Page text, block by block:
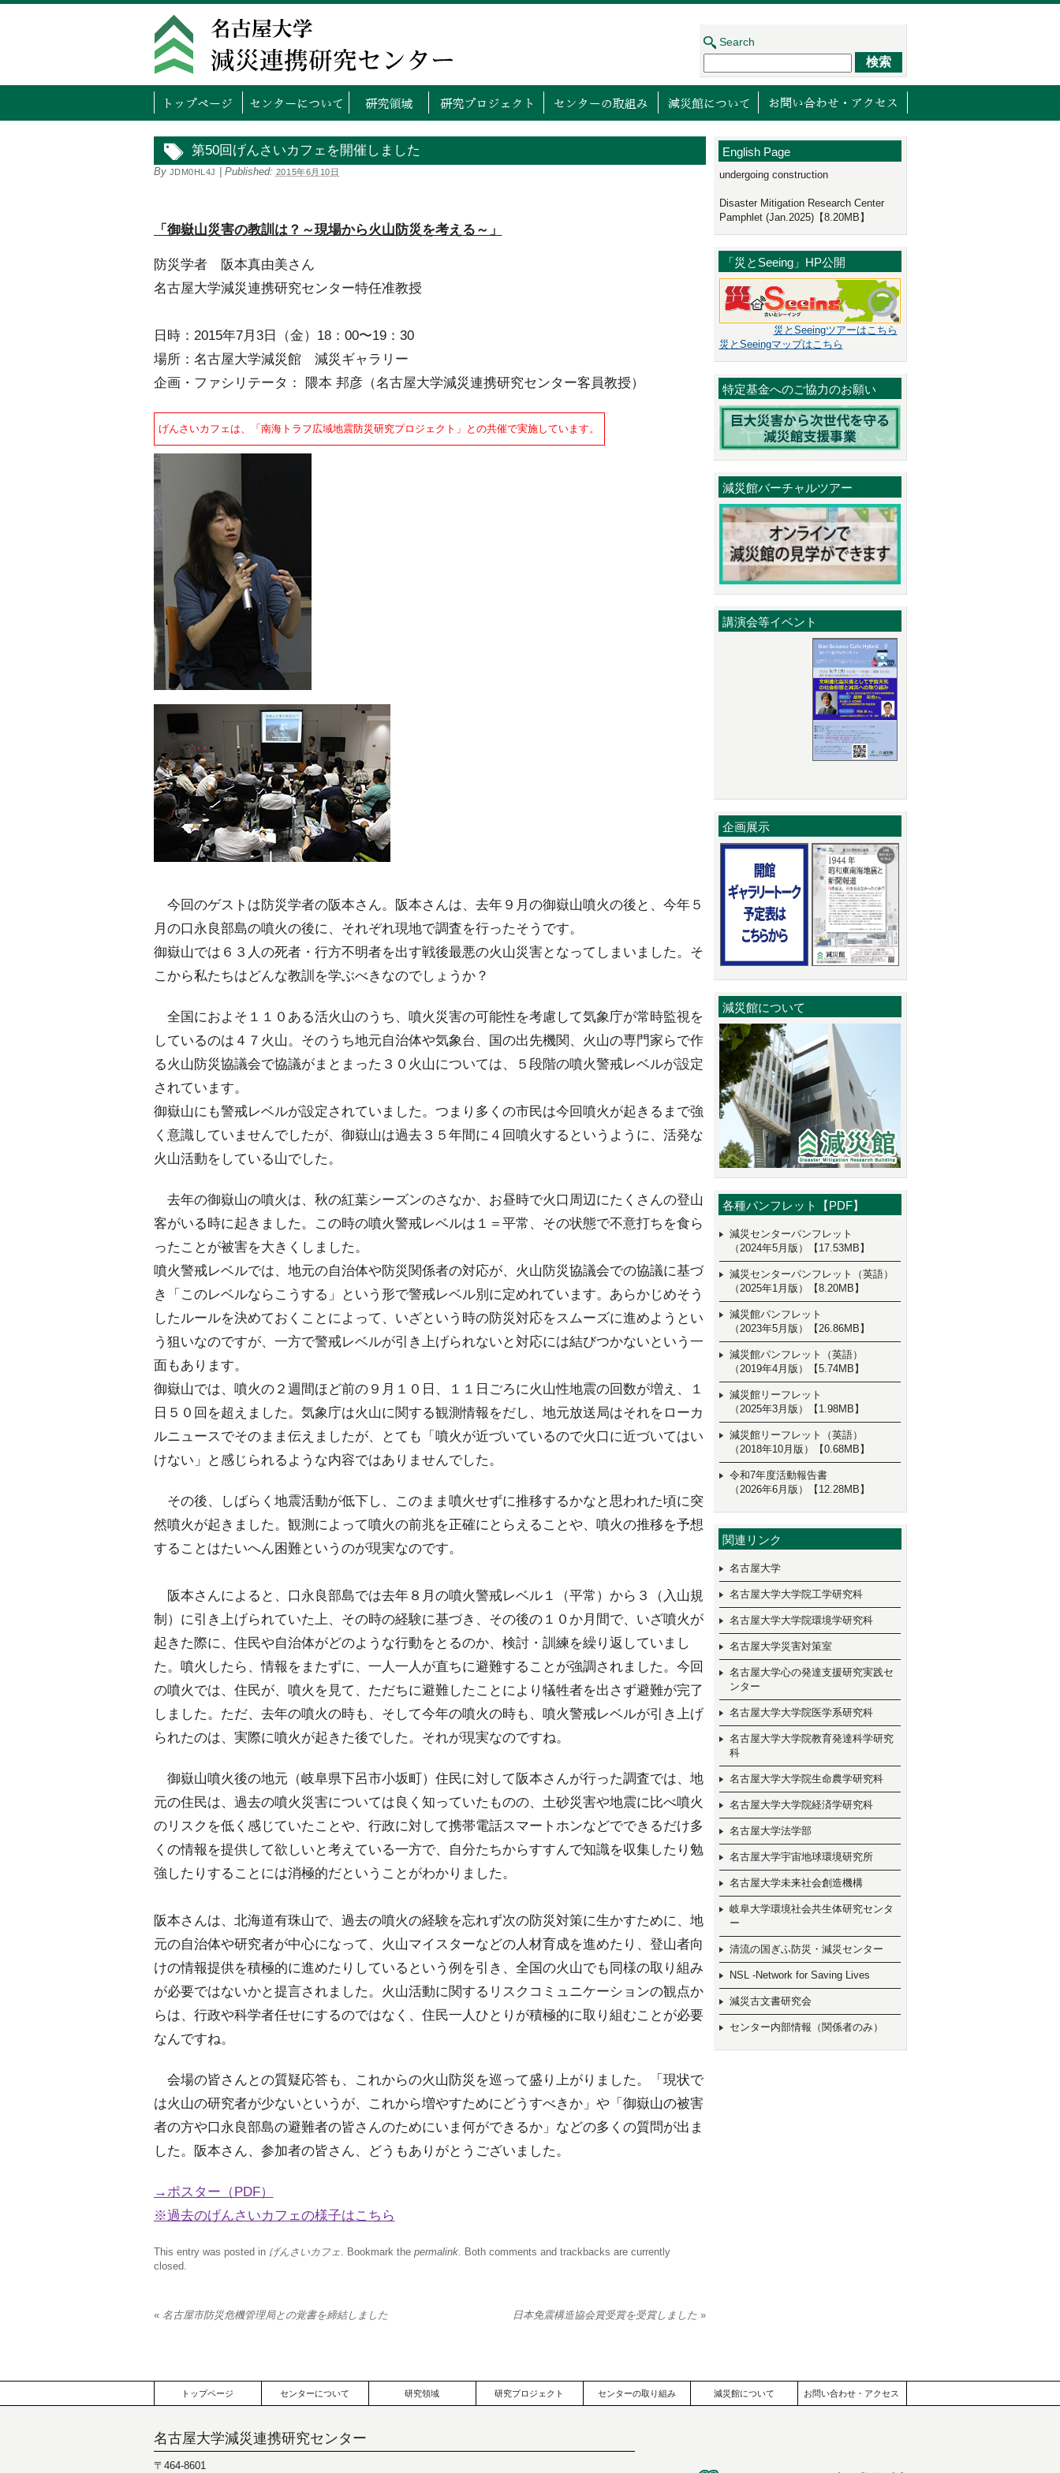
トップページ センターについて
研究領域 研究プロジェクト センターの取り組み減災館について
Search
第50回げんさいカフェを開催しました
By JDM0HL4J Published: 2015年6月10日
「御嶽山災害の教訓は？～現場から火山防災を考える～」
防災学者 阪本真由美さん
名古屋大学減災連携研究センター特任准教授
日時：2015年7月3日（金）18：00〜19：30
場所：名古屋大学減災館 減災ギャラリー
企画・ファシリテータ： 隈本 邦彦（名古屋大学減災連携研究センター客員教授）
げんさいカフェは、「南海トラフ広域地震防災研究プロジェクト」との共催で実施しています。
今回のゲストは防災学者の阪本さん。阪本さんは、去年９月の御嶽山噴火の後と、今年５
月の口永良部島の噴火の後に、それぞれ現地で調査を行ったそうです。
御嶽山では６３人の死者・行方不明者を出す戦後最悪の火山災害となってしまいました。そ
こから私たちはどんな教訓を学ぶべきなのでしょうか？
全国におよそ１１０ある活火山のうち、噴火災害の可能性を考慮して気象庁が常時監視を
しているのは４７火山。そのうち地元自治体や気象台、国の出先機関、火山の専門家らで作
る火山防災協議会で協議がまとまった３０火山については、５段階の噴火警戒レベルが設定
されています。
御嶽山にも警戒レベルが設定されていました。つまり多くの市民は今回噴火が起きるまで強
く意識していませんでしたが、御嶽山は過去３５年間に４回噴火するというように、活発な
火山活動をしている山でした。
去年の御嶽山の噴火は、秋の紅葉シーズンのさなか、お昼時で火口周辺にたくさんの登山
客がいる時に起きました。この時の噴火警戒レベルは１＝平常、その状態で不意打ちを食ら
ったことが被害を大きくしました。
噴火警戒レベルでは、地元の自治体や防災関係者の対応が、火山防災協議会での協議に基づ
き「このレベルならこうする」という形で警戒レベル別に定めれています。あらかじめそう
したルールを決めておくことによって、いざという時の防災対応をスムーズに進めようとい
う狙いなのですが、一方で警戒レベルが引き上げられないと対応には結びつかないという一
面もあります。
御嶽山では、噴火の２週間ほど前の９月１０日、１１日ごろに火山性地震の回数が増え、１
日５０回を超えました。気象庁は火山に関する観測情報をだし、地元放送局はそれをローカ
ルニュースでそのまま伝えましたが、とても「噴火が近づいているので火口に近づいてはい
けない」と感じられるような内容ではありませんでした。
その後、しばらく地震活動が低下し、このまま噴火せずに推移するかなと思われた頃に突
然噴火が起きました。観測によって噴火の前兆を正確にとらえることや、噴火の推移を予想
することはたいへん困難というのが現実なのです。
阪本さんによると、口永良部島では去年８月の噴火警戒レベル１（平常）から３（入山規
制）に引き上げられていた上、その時の経験に基づき、その後の１０か月間で、いざ噴火が
起きた際に、住民や自治体がどのような行動をとるのか、検討・訓練を繰り返していまし
た。噴火したら、情報をまたずに、一人一人が直ちに避難することが強調されました。今回
の噴火では、住民が、噴火を見て、ただちに避難したことにより犠牲者を出さず避難が完了
しました。ただ、去年の噴火の時も、そして今年の噴火の時も、噴火警戒レベルが引き上げ
られたのは、実際に噴火が起きた後でした。それが現実なのですね。
御嶽山噴火後の地元（岐阜県下呂市小坂町）住民に対して阪本さんが行った調査では、地
元の住民は、過去の噴火災害については良く知っていたものの、土砂災害や地震に比べ噴火
のリスクを低く感じていたことや、行政に対して携帯電話スマートホンなどでできるだけ多
くの情報を提供して欲しいと考えている一方で、自分たちからすすんで知識を収集したり勉
強したりすることには消極的だということがわかりました。
阪本さんは、北海道有珠山で、過去の噴火の経験を忘れず次の防災対策に生かすために、地
元の自治体や研究者が中心になって、火山マイスターなどの人材育成を進めたり、登山者向
けの情報提供を積極的に進めたりしているという例を引き、全国の火山でも同様の取り組み
が必要ではないかと提言されました。火山活動に関するリスクコミュニケーションの観点か
らは、行政や科学者任せにするのではなく、住民一人ひとりが積極的に取り組むことが必要
なんですね。
会場の皆さんとの質疑応答も、これからの火山防災を巡って盛り上がりました。「現状で
は火山の研究者が少ないというが、これから増やすためにどうすべきか」や「御嶽山の被害
者の方や口永良部島の避難者の皆さんのためにいま何ができるか」などの多くの質問が出ま
した。阪本さん、参加者の皆さん、どうもありがとうございました。
→ポスター（PDF）
※過去のげんさいカフェの様子はこちら
This entry was posted in げんさいカフェ. Bookmark the permalink. Both comments and trackbacks are currently
closed.
«名古屋市防災危機管理局との覚書を締結しました 日本免震構造協会賞受賞を受賞しました »
English Page
undergoing construction
Disaster Mitigation Research Center
Pamphlet (Jan.2025)【8.20MB】
「災とSeeing」HP公開
災とSeeingツアーはこちら
災とSeeingマップはこちら
特定基金へのご協力のお願い
減災館バーチャルツアー
講演会等イベント
企画展示
減災館について
各種パンフレット【PDF】
減災センターパンフレット
（2024年5月版）【17.53MB】
減災センターパンフレット（英語）
（2025年1月版）【8.20MB】
減災館パンフレット
（2023年5月版）【26.86MB】
減災館パンフレット（英語）
（2019年4月版）【5.74MB】
減災館リーフレット
（2025年3月版）【1.98MB】
減災館リーフレット（英語）
（2018年10月版）【0.68MB】
令和7年度活動報告書
（2026年6月版）【12.28MB】
関連リンク
名古屋大学
名古屋大学大学院工学研究科
名古屋大学大学院環境学研究科
名古屋大学災害対策室
名古屋大学心の発達支援研究実践セ
ンター
名古屋大学大学院医学系研究科
名古屋大学大学院教育発達科学研究
科
名古屋大学大学院生命農学研究科
名古屋大学大学院経済学研究科
名古屋大学法学部
名古屋大学宇宙地球環境研究所
名古屋大学未来社会創造機構
岐阜大学環境社会共生体研究センタ
ー
清流の国ぎふ防災・減災センター
NSL -Network for Saving Lives
減災古文書研究会
センター内部情報（関係者のみ）
トップページ センターについて 研究領域 研究プロジェクト センターの取り組み 減災館について お問い合わせ・アクセス
名古屋大学減災連携研究センター
〒464-8601